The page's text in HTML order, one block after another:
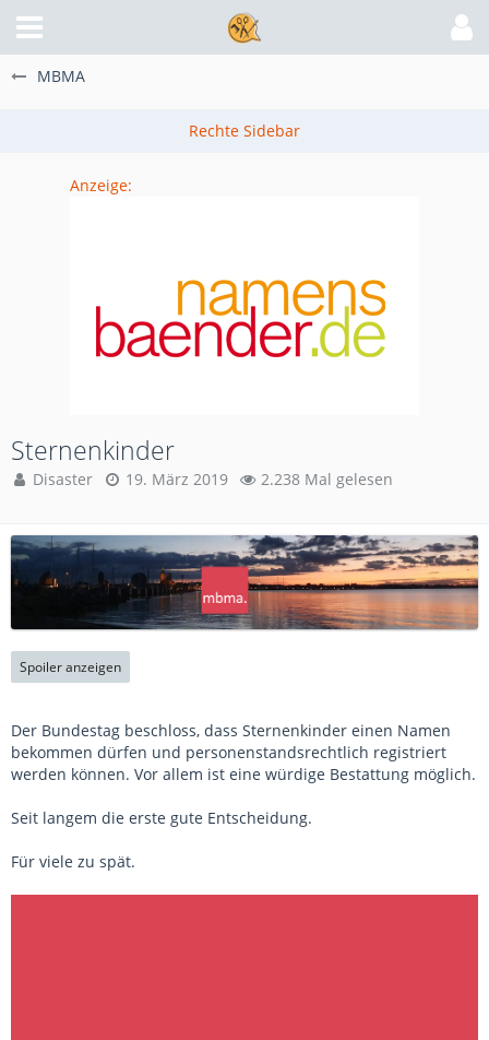
MBMA
Anzeige:
Sternenkinder
Disaster 19. März 2019 2.238 Mal gelesen
Spoiler anzeigen
Der Bundestag beschloss, dass Sternenkinder einen Namen
bekommen dürfen und personenstandsrechtlich registriert
werden können. Vor allem ist eine würdige Bestattung möglich.
Seit langem die erste gute Entscheidung.
Für viele zu spät.